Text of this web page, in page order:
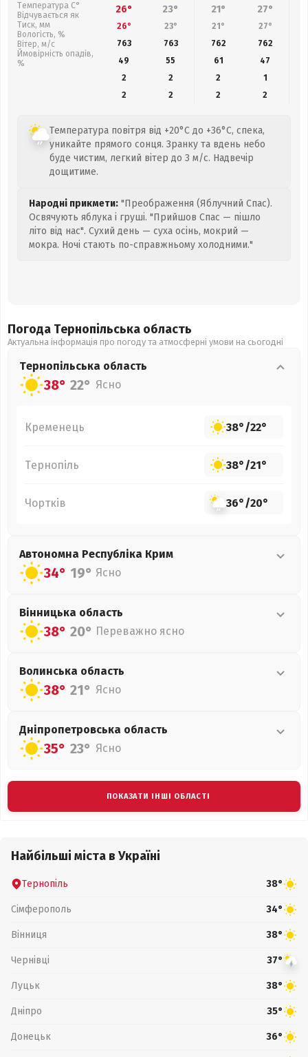
Температура С°
Відчувається як
Тиск, мм
Вологість, %
Вітер, м/с
Ймовірність опадів,
%
26° 23° 21° 27°
26° 23° 21° 27°
763
763 762 762
49
55 61 47
2
2 2
1
2
2 2 2
Температура повітря від +20°C до +36°C, спека,
уникайте прямого сонця. Зранку та вдень небо
буде чистим, легкий вітер до 3 м/с. Надвечір
дощитиме.
Народні прикмети: "Преображення (Яблучний Спас).
Освячують яблука і груші. "Прийшов Спас — пішло
літо від нас". Сухий день — суха осінь, мокрий —
мокра. Ночі стають по-справжньому холодними."
Погода Тернопільська область
Актуальна інформація про погоду та атмосферні умови на сьогодні
Тернопільська область
38° 22° Ясно
Кременець 38°/22°
Тернопіль 38°/21°
Чортків 36°/20°
Автономна Республіка Крим
34° 19° Ясно
Вінницька область
38° 20° Переважно ясно
Волинська область
38° 21° Ясно
Дніпропетровська область
35° 23° Ясно
ПОКАЗАТИ ІНШІ ОБЛАСТІ
Найбільші міста в Україні
Тернопіль 38°
Сімферополь 34°
Вінниця 38°
Чернівці 37°
Луцьк 38°
Дніпро 35°
Донецьк 36°